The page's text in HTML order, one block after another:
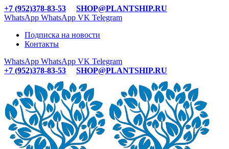
+7 (952)378-83-53
SHOP@PLANTSHIP.RU
WhatsApp WhatsApp VK Telegram
Подписка на новости
Контакты
WhatsApp WhatsApp VK Telegram
+7 (952)378-83-53
SHOP@PLANTSHIP.RU